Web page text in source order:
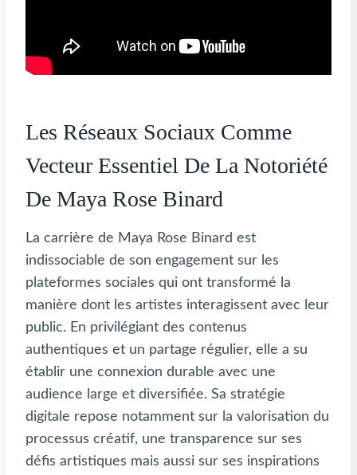
Les Réseaux Sociaux Comme
Vecteur Essentiel De La Notoriété
De Maya Rose Binard
La carrière de Maya Rose Binard est
indissociable de son engagement sur les
plateformes sociales qui ont transformé la
manière dont les artistes interagissent avec leur
public. En privilégiant des contenus
authentiques et un partage régulier, elle a su
établir une connexion durable avec une
audience large et diversifiée. Sa stratégie
digitale repose notamment sur la valorisation du
processus créatif, une transparence sur ses
défis artistiques mais aussi sur ses inspirations